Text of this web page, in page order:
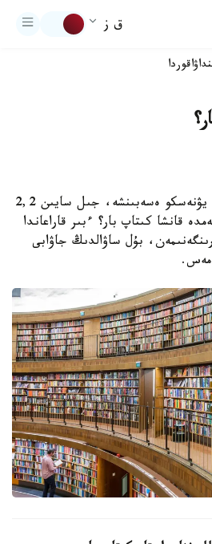
ق ز
اقوردا
استانا. KAZINFORM - يۋنەسكو ەسەبىنشە، جىل سايىن 2,2
قانشا كىتاپ بار؟ ءبىر قاراعاندا
بۇل ساۋالدىڭ جاۋابى